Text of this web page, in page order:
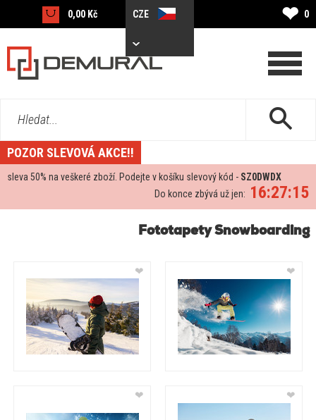
0,00 Kč CZE ❤ 0
Hledat...
POZOR SLEVOVÁ AKCE!!
sleva 50% na veškeré zboží. Podejte v košíku slevový kód - SZ0DWDX
16:27:14
Do konce zbývá už jen:
Fototapety Snowboarding
❤ ❤
❤ ❤